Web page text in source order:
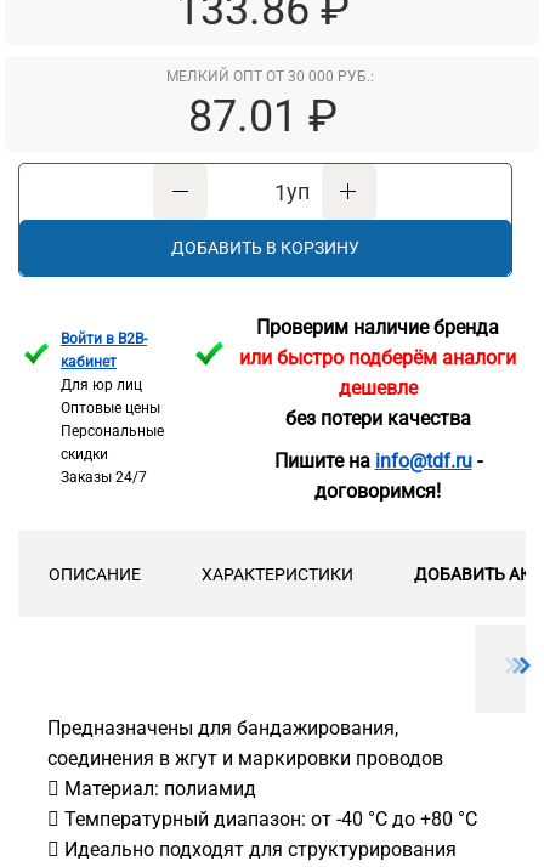
МЕЛКИЙ ОПТ ОТ 30 000 РУБ.:
87.01 ₽
уп
ДОБАВИТЬ В КОРЗИНУ
Войти в B2B-
кабинет
Для юр лиц
Оптовые цены
Персональные
скидки
Заказы 24/7
Проверим наличие бренда
или быстро подберём аналоги
дешевле
без потери качества
Пишите на info@tdf.ru-
договоримся!
ОПИСАНИЕ ХАРАКТЕРИСТИКИ ДОБАВИТЬ
Предназначены для бандажирования,
соединения в жгут и маркировки проводов
 Материал: полиамид
 Температурный диапазон: от -40 °C до +80 °C
 Идеально подходят для структурирования